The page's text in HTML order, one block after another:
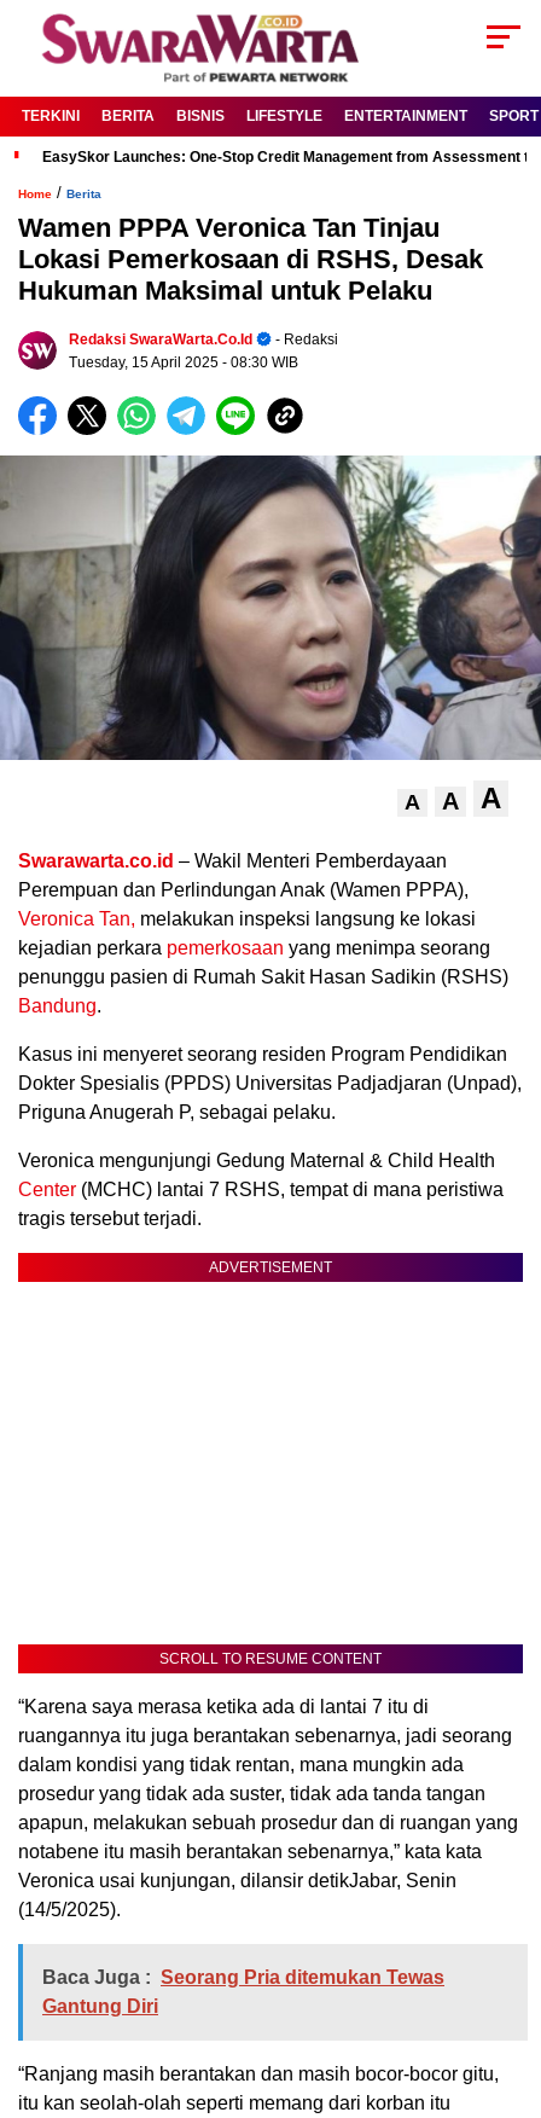
TERKINI BERITA BISNIS LIFESTYLE ENTERTAINMENT SPORT
EasySkor Launches: One-Stop Credit Management from Assessment
Home / Berita
Wamen PPPA Veronica Tan Tinjau
Lokasi Pemerkosaan di RSHS, Desak
Hukuman Maksimal untuk Pelaku
Redaksi SwaraWarta.co.id
- Redaksi
Tuesday, 15 April 2025 - 08:30 WIB
A A A
Swarawarta.co.id – Wakil Menteri Pemberdayaan
Perempuan dan Perlindungan Anak (Wamen PPPA),
Veronica Tan, melakukan inspeksi langsung ke lokasi
kejadian perkara pemerkosaan yang menimpa seorang
penunggu pasien di Rumah Sakit Hasan Sadikin (RSHS)
Bandung.
Kasus ini menyeret seorang residen Program Pendidikan
Dokter Spesialis (PPDS) Universitas Padjadjaran (Unpad),
Priguna Anugerah P, sebagai pelaku.
Veronica mengunjungi Gedung Maternal & Child Health
Center (MCHC) lantai 7 RSHS, tempat di mana peristiwa
tragis tersebut terjadi.
ADVERTISEMENT
SCROLL TO RESUME CONTENT
“Karena saya merasa ketika ada di lantai 7 itu di
ruangannya itu juga berantakan sebenarnya, jadi seorang
dalam kondisi yang tidak rentan, mana mungkin ada
prosedur yang tidak ada suster, tidak ada tanda tangan
apapun, melakukan sebuah prosedur dan di ruangan yang
notabene itu masih berantakan sebenarnya,” kata kata
Veronica usai kunjungan, dilansir detikJabar, Senin
(14/5/2025).
Baca Juga : Seorang Pria ditemukan Tewas
Gantung Diri
“Ranjang masih berantakan dan masih bocor-bocor gitu,
itu kan seolah-olah seperti memang dari korban itu